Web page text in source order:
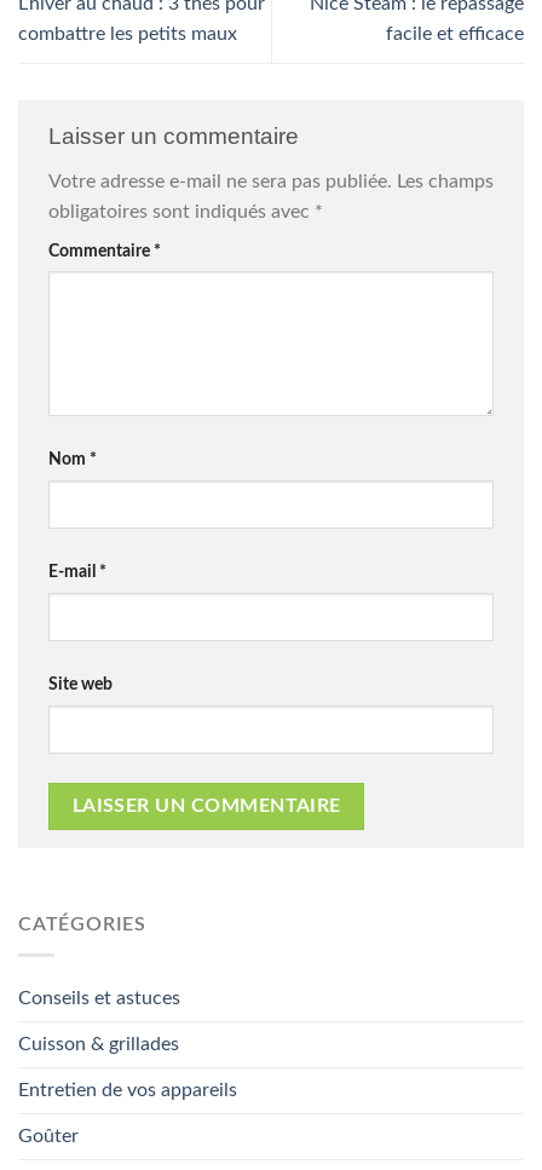
combattre les petits maux
facile et efficace
Laisser un commentaire
Votre adresse e-mail ne sera pas publiée. Les champs
obligatoires sont indiqués avec *
Commentaire *
Nom *
E-mail *
Site web
CATÉGORIES
Conseils et astuces
Cuisson & grillades
Entretien de vos appareils
Goûter